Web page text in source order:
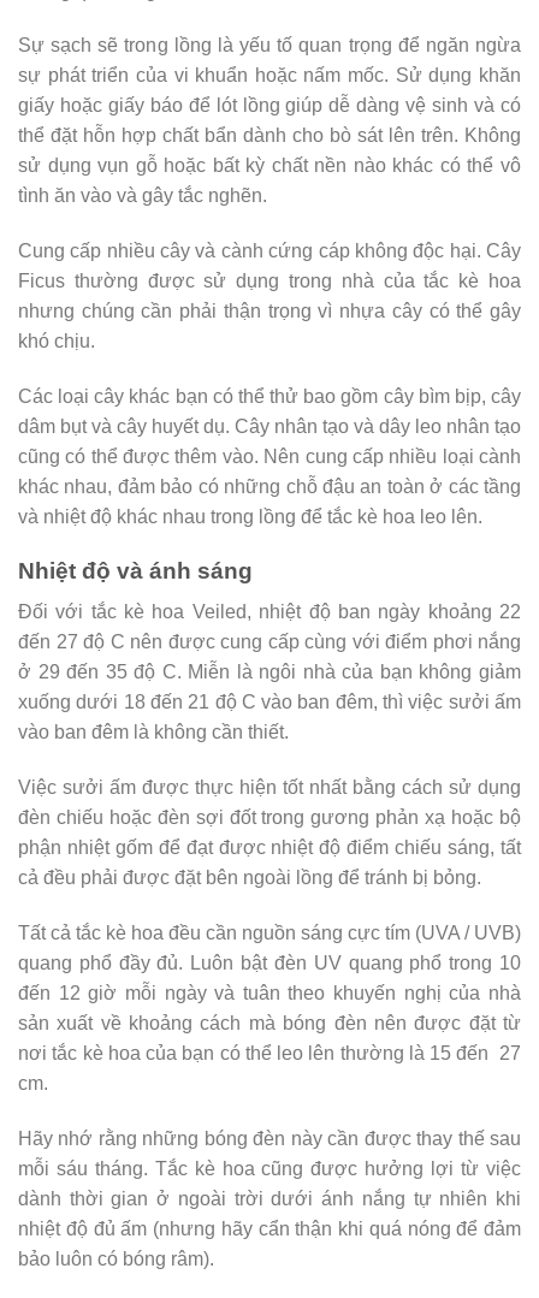
Sự sạch sẽ trong lồng là yếu tố quan trọng để ngăn ngừa
sự phát triển của vi khuẩn hoặc nấm mốc. Sử dụng khăn
giấy hoặc giấy báo để lót lồng giúp dễ dàng vệ sinh và có
thể đặt hỗn hợp chất bẩn dành cho bò sát lên trên. Không
sử dụng vụn gỗ hoặc bất kỳ chất nền nào khác có thể vô
tình ăn vào và gây tắc nghẽn.
Cung cấp nhiều cây và cành cứng cáp không độc hại. Cây
Ficus thường được sử dụng trong nhà của tắc kè hoa
nhưng chúng cần phải thận trọng vì nhựa cây có thể gây
khó chịu.
Các loại cây khác bạn có thể thử bao gồm cây bìm bịp, cây
dâm bụt và cây huyết dụ. Cây nhân tạo và dây leo nhân tạo
cũng có thể được thêm vào. Nên cung cấp nhiều loại cành
khác nhau, đảm bảo có những chỗ đậu an toàn ở các tầng
và nhiệt độ khác nhau trong lồng để tắc kè hoa leo lên.
Nhiệt độ và ánh sáng
Đối với tắc kè hoa Veiled, nhiệt độ ban ngày khoảng 22
đến 27 độ C nên được cung cấp cùng với điểm phơi nắng
ở 29 đến 35 độ C. Miễn là ngôi nhà của bạn không giảm
xuống dưới 18 đến 21 độ C vào ban đêm, thì việc sưởi ấm
vào ban đêm là không cần thiết.
Việc sưởi ấm được thực hiện tốt nhất bằng cách sử dụng
đèn chiếu hoặc đèn sợi đốt trong gương phản xạ hoặc bộ
phận nhiệt gốm để đạt được nhiệt độ điểm chiếu sáng, tất
cả đều phải được đặt bên ngoài lồng để tránh bị bỏng.
Tất cả tắc kè hoa đều cần nguồn sáng cực tím (UVA / UVB)
quang phổ đầy đủ. Luôn bật đèn UV quang phổ trong 10
đến 12 giờ mỗi ngày và tuân theo khuyến nghị của nhà
sản xuất về khoảng cách mà bóng đèn nên được đặt từ
nơi tắc kè hoa của bạn có thể leo lên thường là 15 đến 27
cm.
Hãy nhớ rằng những bóng đèn này cần được thay thế sau
mỗi sáu tháng. Tắc kè hoa cũng được hưởng lợi từ việc
dành thời gian ở ngoài trời dưới ánh nắng tự nhiên khi
nhiệt độ đủ ấm (nhưng hãy cẩn thận khi quá nóng để đảm
bảo luôn có bóng râm).